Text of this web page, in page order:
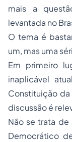
mais a
levantada no
O tema é
um, mas uma
Em primeiro
inaplicável
Constituição da
discussão é
Não se trata
Democrático